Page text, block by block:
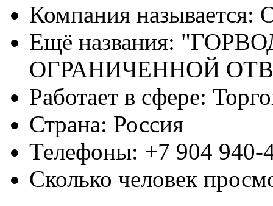
Компания называется:
Ещё названия:
ОГРАНИЧЕННОЙ
Работает в сфере:
Страна: Россия
Телефоны: +7 904 940-
Сколько человек